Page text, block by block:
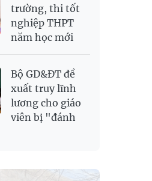
trường, thi tốt
nghiệp THPT
năm học mới
Bộ GD&ĐT đề
xuất truy lĩnh
lương cho giáo
viên bị "đánh